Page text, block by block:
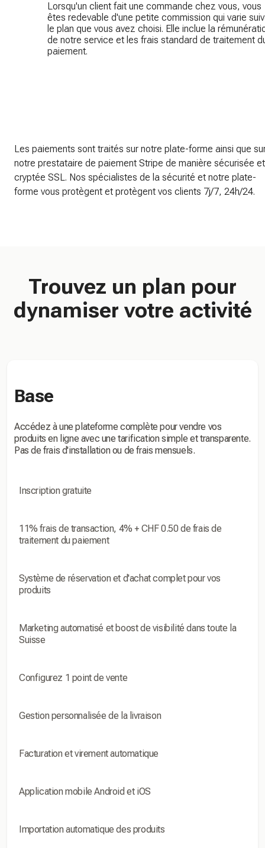
Lorsqu'un client fait une commande chez vous, vous
êtes redevable d'une petite commission qui varie
le plan que vous avez choisi. Elle inclue la
de notre service et les frais standard de traitement
paiement.
Les paiements sont traités sur notre plate-forme ainsi que
notre prestataire de paiement Stripe de manière sécurisée et
cryptée SSL. Nos spécialistes de la sécurité et notre plate-
forme vous protègent et protègent vos clients 7j/7, 24h/24.
Trouvez un plan pour
dynamiser votre activité
Base
Accédez à une plateforme complète pour vendre vos
produits en ligne avec une tarification simple et transparente.
Pas de frais d'installation ou de frais mensuels.
Inscription gratuite
11% frais de transaction, 4% + CHF 0.50 de frais de
traitement du paiement
Système de réservation et d'achat complet pour vos
produits
Marketing automatisé et boost de visibilité dans toute la
Suisse
Configurez 1 point de vente
Gestion personnalisée de la livraison
Facturation et virement automatique
Application mobile Android et iOS
Importation automatique des produits